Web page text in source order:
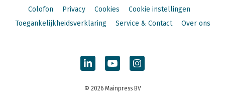
Colofon
Privacy Cookies
Cookie instellingen
Toegankelijkheidsverklaring
Service & Contact Over ons
© 2026 Mainpress BV